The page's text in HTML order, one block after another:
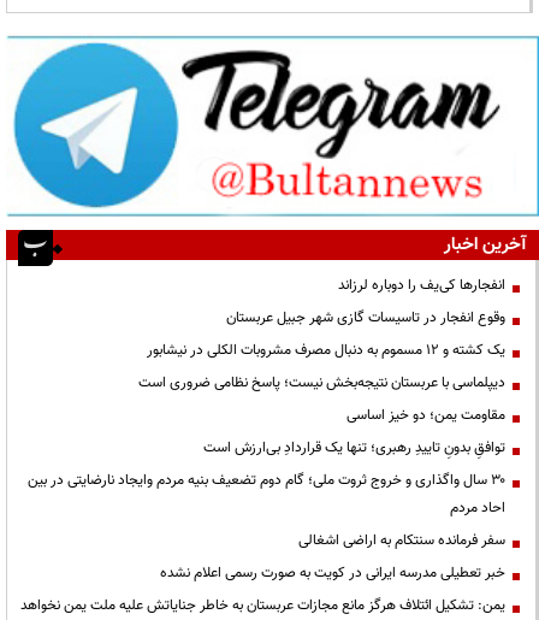
آخرین اخبار
انفجارها کی‌یف را دوباره لرزاند
وقوع انفجار در تاسیسات گازی شهر جبیل عربستان
یک کشته و ۱۲ مسموم به دنبال مصرف مشروبات الکلی در نیشابور
دیپلماسی با عربستان نتیجه‌بخش نیست؛ پاسخ نظامی ضروری است
مقاومت یمن؛ دو خیز اساسی
توافقِ بدونِ تاییدِ رهبری؛ تنها یک قراردادِ بی‌ارزش است
۳۰ سال واگذاری و خروج ثروت ملی؛ گام دوم تضعیف بنیه مردم وایجاد نارضایتی در بین
احاد مردم
سفر فرمانده سنتکام به اراضی اشغالی
خبر تعطیلی مدرسه ایرانی در کویت به صورت رسمی اعلام نشده
یمن: تشکیل ائتلاف هرگز مانع مجازات عربستان به خاطر جنایاتش علیه ملت یمن نخواهد